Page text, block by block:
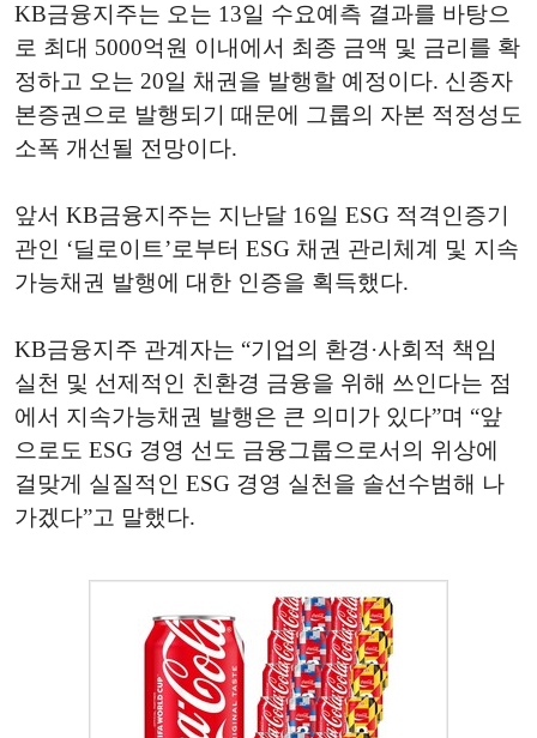
KB금융지주는 오는 13일 수요예측 결과를 바탕으
로 최대 5000억원 이내에서 최종 금액 및 금리를 확
정하고 오는 20일 채권을 발행할 예정이다. 신종자
본증권으로 발행되기 때문에 그룹의 자본 적정성도
소폭 개선될 전망이다.
앞서 KB금융지주는 지난달 16일 ESG 적격인증기
관인 ‘딜로이트’로부터 ESG 채권 관리체계 및 지속
가능채권 발행에 대한 인증을 획득했다.
KB금융지주 관계자는 “기업의 환경·사회적 책임
실천 및 선제적인 친환경 금융을 위해 쓰인다는 점
에서 지속가능채권 발행은 큰 의미가 있다”며 “앞
으로도 ESG 경영 선도 금융그룹으로서의 위상에
걸맞게 실질적인 ESG 경영 실천을 솔선수범해 나
가겠다”고 말했다.